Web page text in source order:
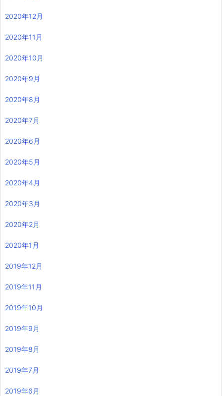
2020年12月
2020年11月
2020年10月
2020年9月
2020年8月
2020年7月
2020年6月
2020年5月
2020年4月
2020年3月
2020年2月
2020年1月
2019年12月
2019年11月
2019年10月
2019年9月
2019年8月
2019年7月
2019年6月